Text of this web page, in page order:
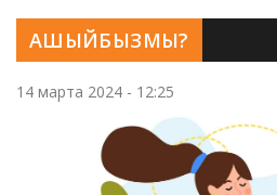
АШЫЙБЫЗМЫ?
14 марта 2024 - 12:25